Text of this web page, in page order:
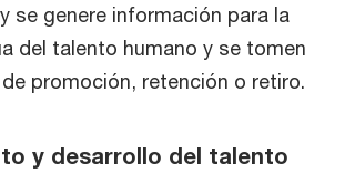
se genere información para la
del talento humano y se tomen
promoción, retención o retiro.
y desarrollo del talento